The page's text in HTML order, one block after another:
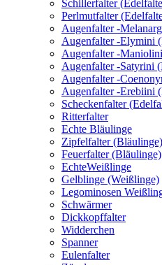
Schillerfalter
Perlmutfalter
Augenfalter -
Augenfalter -Elymini
Augenfalter -
Augenfalter -Satyrini
Augenfalter -
Augenfalter -Erebiini
Scheckenfalter
Ritterfalter
Echte Bläulinge
Zipfelfalter (Bläulinge)
Feuerfalter (Bläulinge)
EchteWeißlinge
Gelblinge (Weißlinge)
Legominosen
Schwärmer
Dickkopffalter
Widderchen
Spanner
Eulenfalter